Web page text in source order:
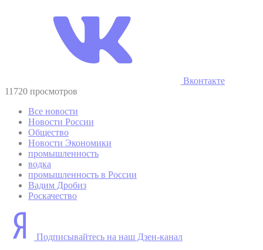
Вконтакте
11720 просмотров
Все новости
Новости России
Общество
Новости Экономики
промышленность
водка
промышленность в России
Вадим Дробиз
Роскачество
Подписывайтесь на наш Дзен-канал